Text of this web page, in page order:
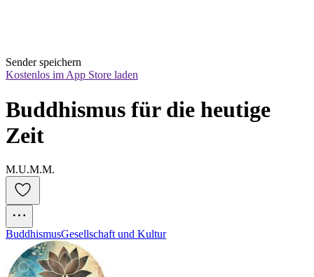
Sender speichern
Kostenlos im App Store laden
Buddhismus für die heutige
Zeit
M.U.M.M.
BuddhismusGesellschaft und Kultur